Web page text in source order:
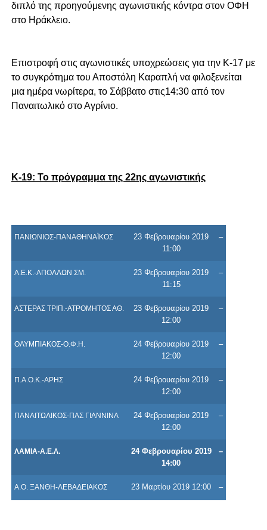
διπλό της προηγούμενης αγωνιστικής κόντρα στον ΟΦΗ
στο Ηράκλειο.
Επιστροφή στις αγωνιστικές υποχρεώσεις για την Κ-17 με
το συγκρότημα του Αποστόλη Καραπλή να φιλοξενείται
μια ημέρα νωρίτερα, το Σάββατο στις14:30 από τον
Παναιτωλικό στο Αγρίνιο.
Κ-19: Το πρόγραμμα της 22ης αγωνιστικής
ΠΑΝΙΩΝΙΟΣ-ΠΑΝΑΘΗΝΑΪΚΟΣ
23 Φεβρουαρίου 2019
11:00
–
A.E.K.-ΑΠΟΛΛΩΝ ΣΜ.
23 Φεβρουαρίου 2019
11:15
–
ΑΣΤΕΡΑΣ ΤΡΙΠ.-ΑΤΡΟΜΗΤΟΣ ΑΘ.
23 Φεβρουαρίου 2019
12:00
–
ΟΛΥΜΠΙΑΚΟΣ-Ο.Φ.Η.
24 Φεβρουαρίου 2019
12:00
–
Π.Α.Ο.Κ.-ΑΡΗΣ
24 Φεβρουαρίου 2019
12:00
–
ΠΑΝΑΙΤΩΛΙΚΟΣ-ΠΑΣ ΓΙΑΝΝΙΝΑ
24 Φεβρουαρίου 2019
12:00
–
ΛΑΜΙΑ-Α.Ε.Λ.
24 Φεβρουαρίου 2019
14:00
–
Α.Ο. ΞΑΝΘΗ-ΛΕΒΑΔΕΙΑΚΟΣ 23 Μαρτίου 2019 12:00 –